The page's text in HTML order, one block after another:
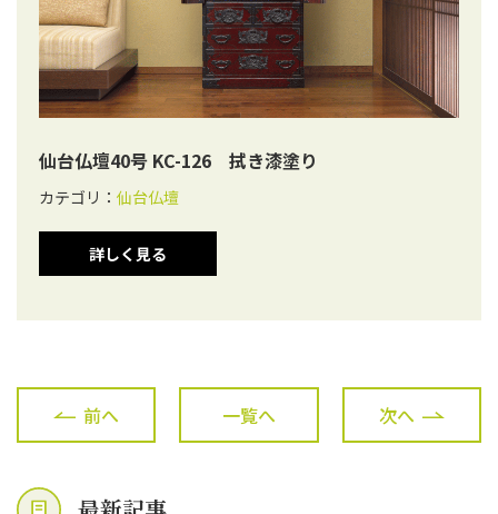
仙台仏壇40号 KC-126 拭き漆塗り
カテゴリ： 仙台仏壇
詳しく見る
一覧へ
前へ 次へ